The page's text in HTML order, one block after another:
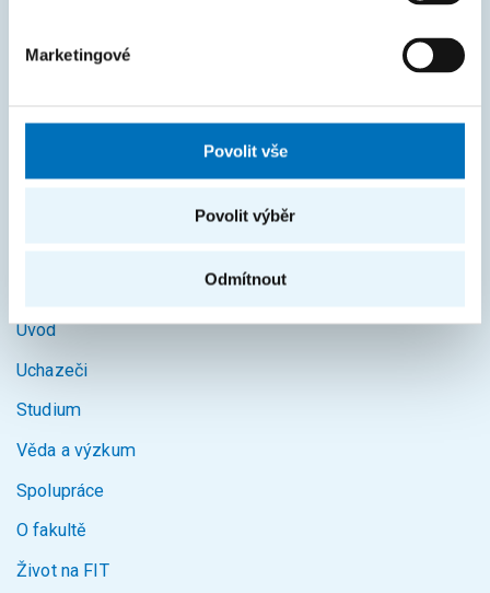
Marketingové
Povolit vše
Povolit výběr
Odmítnout
Průvodce studiem
Courses
Úvod
Uchazeči
Studium
Věda a výzkum
Spolupráce
O fakultě
Život na FIT